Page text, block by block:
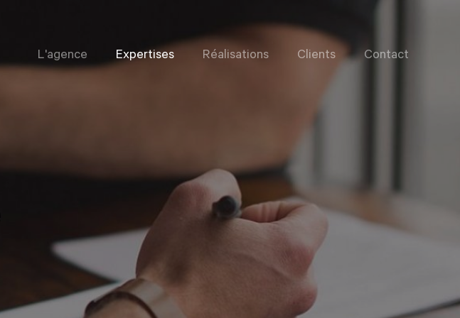
L'agence Expertises Réalisations Clients Contact